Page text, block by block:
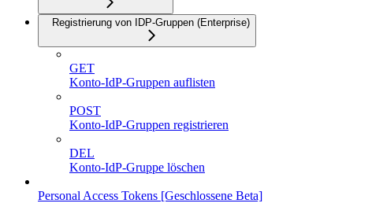
Registrierung von IDP-Gruppen (Enterprise)
GET
Konto-IdP-Gruppen auflisten
POST
Konto-IdP-Gruppen registrieren
DEL
Konto-IdP-Gruppe löschen
Personal Access Tokens [Geschlossene Beta]